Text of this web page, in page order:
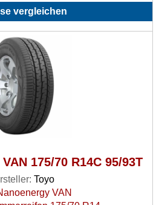
vergleichen
175/70 R14C 95/93T
Toyo
VAN